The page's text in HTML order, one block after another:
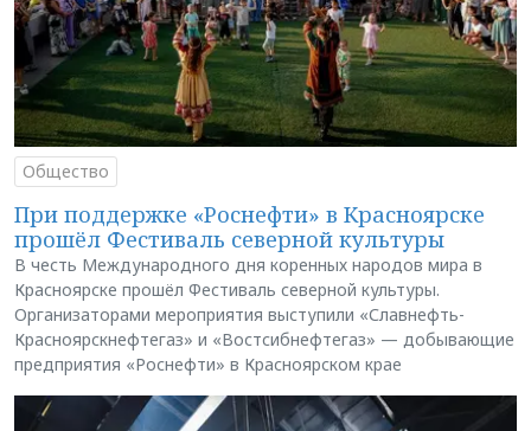
Общество
При поддержке «Роснефти» в Красноярске
прошёл Фестиваль северной культуры
В честь Международного дня коренных народов мира в
Красноярске прошёл Фестиваль северной культуры.
Организаторами мероприятия выступили «Славнефть-
Красноярскнефтегаз» и «Востсибнефтегаз» — добывающие
предприятия «Роснефти» в Красноярском крае